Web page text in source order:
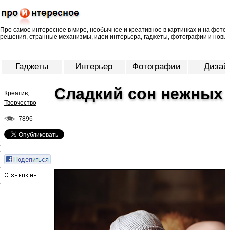
Про самое интересное в мире, необычное и креативное в картинках и на
решения, странные механизмы, идеи интерьера, гаджеты, фотографии и
Гаджеты Интерьер Фотографии
Креатив
Творчество
7896
Сладкий сон нежных